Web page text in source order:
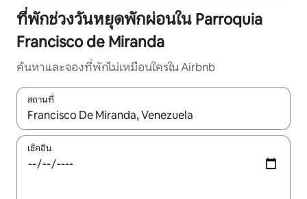
ที่พักช่วงวันหยุดพักผ่อนใน Parroquia
Francisco de Miranda
ค้นหาและจองที่พักไม่เหมือนใครใน Airbnb
สถานที่
ใช้ลูกศรขึ้นลง หรือใช้การสัมผัสหรือปัด เพื่อสำรวจผลการค้นหา
เช็คอิน